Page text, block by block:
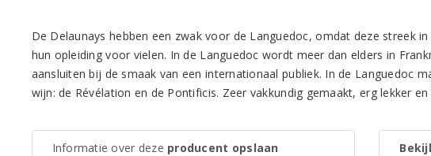
De Delaunays hebben een zwak voor de Languedoc, omdat deze streek
hun opleiding voor vielen. In de Languedoc wordt meer dan elders in
aansluiten bij de smaak van een internationaal publiek. In de Languedoc
wijn: de Révélation en de Pontificis. Zeer vakkundig gemaakt, erg lekker
Informatie over deze producent opslaan